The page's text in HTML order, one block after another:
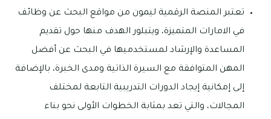
تعتبر المنصة الرقمية ليمون من مواقع البحث عن وظائف
في الامارات المتميزة، ويتبلور الهدف منها حول تقديم
المساعدة والإرشاد لمستخدميها في البحث عن أفضل
المهن المتوافقة مع السيرة الذاتية ومدى الخبرة، بالإضافة
إلى إمكانية إيجاد الدورات التدريبية التابعة لمختلف
المجالات، والتي تعد بمثابة الخطوات الأولى نحو بناء